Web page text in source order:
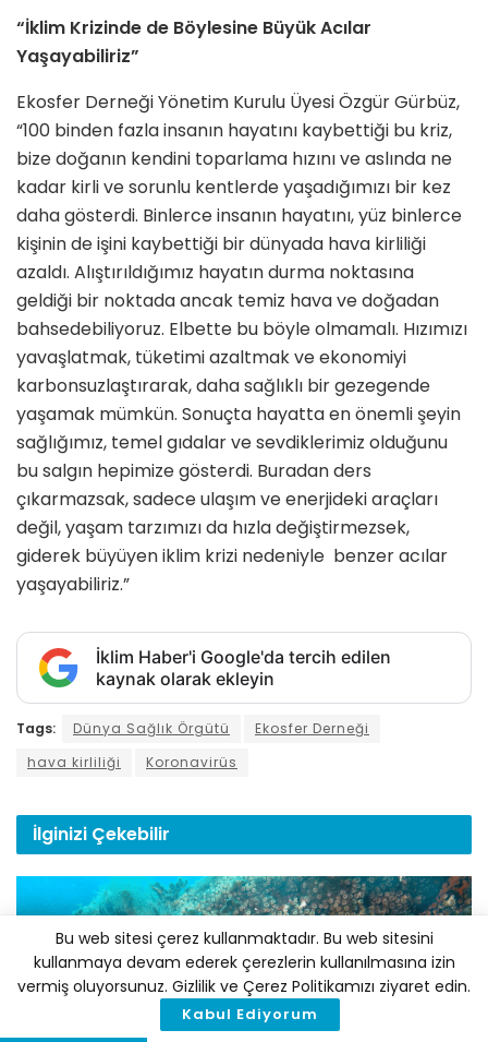
“İklim Krizinde de Böylesine Büyük Acılar
Yaşayabiliriz”
Ekosfer Derneği Yönetim Kurulu Üyesi Özgür Gürbüz,
“100 binden fazla insanın hayatını kaybettiği bu kriz,
bize doğanın kendini toparlama hızını ve aslında ne
kadar kirli ve sorunlu kentlerde yaşadığımızı bir kez
daha gösterdi. Binlerce insanın hayatını, yüz binlerce
kişinin de işini kaybettiği bir dünyada hava kirliliği
azaldı. Alıştırıldığımız hayatın durma noktasına
geldiği bir noktada ancak temiz hava ve doğadan
bahsedebiliyoruz. Elbette bu böyle olmamalı. Hızımızı
yavaşlatmak, tüketimi azaltmak ve ekonomiyi
karbonsuzlaştırarak, daha sağlıklı bir gezegende
yaşamak mümkün. Sonuçta hayatta en önemli şeyin
sağlığımız, temel gıdalar ve sevdiklerimiz olduğunu
bu salgın hepimize gösterdi. Buradan ders
çıkarmazsak, sadece ulaşım ve enerjideki araçları
değil, yaşam tarzımızı da hızla değiştirmezsek,
giderek büyüyen iklim krizi nedeniyle benzer acılar
yaşayabiliriz.”
İklim Haber'i Google'da tercih edilen
kaynak olarak ekleyin
Tags: Dünya Sağlık Örgütü
Ekosfer Derneği
hava kirliliği
Koronavirüs
İlginizi Çekebilir
Bu web sitesi çerez kullanmaktadır. Bu web sitesini
kullanmaya devam ederek çerezlerin kullanılmasına izin
vermiş oluyorsunuz. Gizlilik ve Çerez Politikamızı ziyaret edin.
Kabul Ediyorum